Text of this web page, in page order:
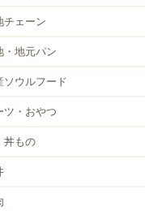
チェーン
・地元パン
ソウルフード
ツ・おやつ
丼もの